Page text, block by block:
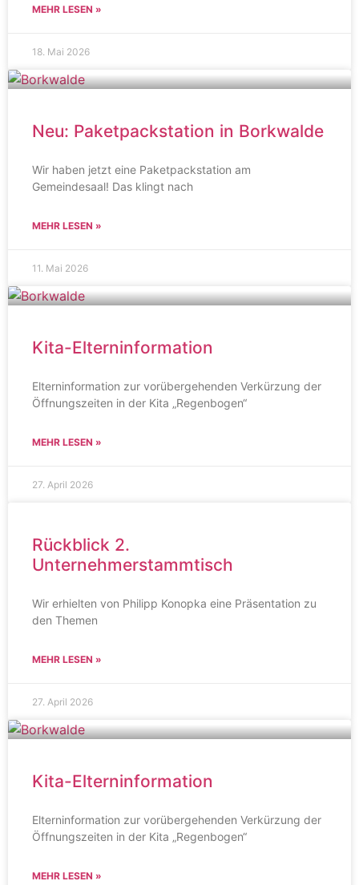
MEHR LESEN »
18. Mai 2026
Neu: Paketpackstation in Borkwalde
Wir haben jetzt eine Paketpackstation am
Gemeindesaal! Das klingt nach
MEHR LESEN »
11. Mai 2026
Kita-Elterninformation
Elterninformation zur vorübergehenden Verkürzung der
Öffnungszeiten in der Kita „Regenbogen“
MEHR LESEN »
27. April 2026
Rückblick 2.
Unternehmerstammtisch
Wir erhielten von Philipp Konopka eine Präsentation zu
den Themen
MEHR LESEN »
27. April 2026
Kita-Elterninformation
Elterninformation zur vorübergehenden Verkürzung der
Öffnungszeiten in der Kita „Regenbogen“
MEHR LESEN »